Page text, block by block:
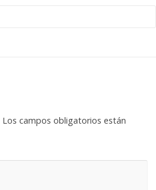
Los campos obligatorios están